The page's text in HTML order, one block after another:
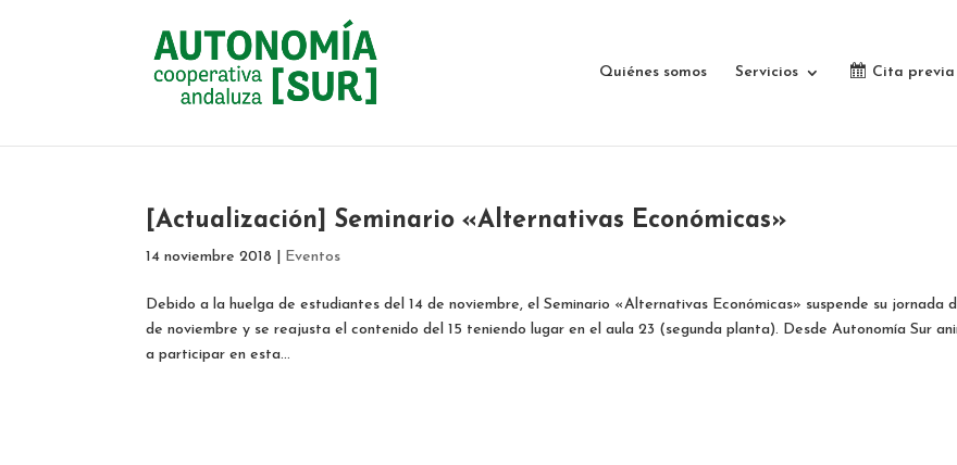
Quiénes somos Servicios Cita previa
[Actualización] Seminario «Alternativas Económicas»
14 noviembre 2018 Eventos
Debido a la huelga de estudiantes del 14 de noviembre, el Seminario «Alternativas Económicas» suspende su jornada
de noviembre y se reajusta el contenido del 15 teniendo lugar en el aula 23 (segunda planta). Desde Autonomía Sur
a participar en esta...